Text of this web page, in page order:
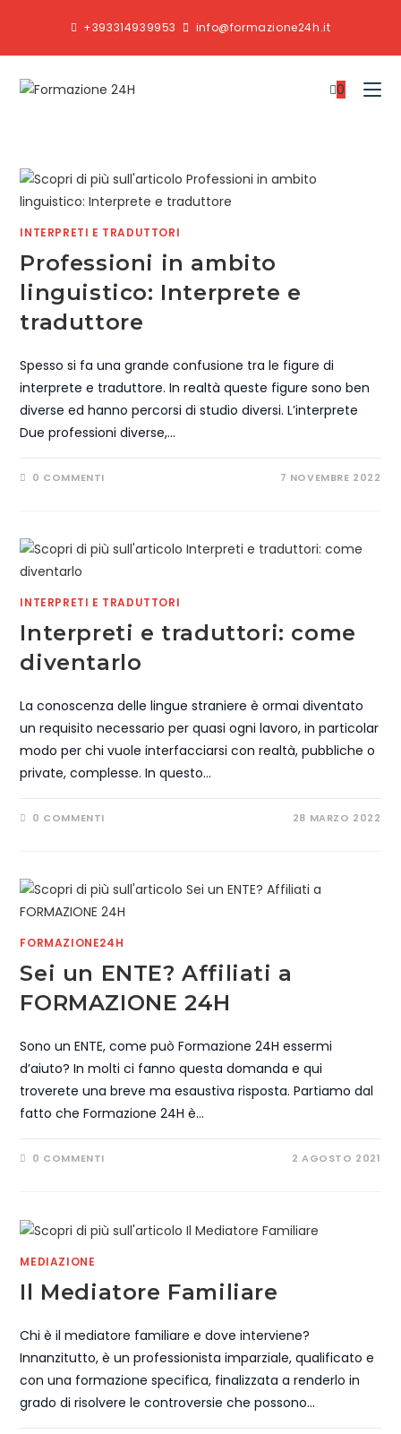
+393314939953 info@formazione24h.it
0
INTERPRETI E TRADUTTORI
Professioni in ambito
linguistico: Interprete e
traduttore
Spesso si fa una grande confusione tra le figure di
interprete e traduttore. In realtà queste figure sono ben
diverse ed hanno percorsi di studio diversi. L’interprete
Due professioni diverse,…
0 COMMENTI 7 NOVEMBRE 2022
INTERPRETI E TRADUTTORI
Interpreti e traduttori: come
diventarlo
La conoscenza delle lingue straniere è ormai diventato
un requisito necessario per quasi ogni lavoro, in particolar
modo per chi vuole interfacciarsi con realtà, pubbliche o
private, complesse. In questo…
0 COMMENTI 28 MARZO 2022
FORMAZIONE24H
Sei un ENTE? Affiliati a
FORMAZIONE 24H
Sono un ENTE, come può Formazione 24H essermi
d’aiuto? In molti ci fanno questa domanda e qui
troverete una breve ma esaustiva risposta. Partiamo dal
fatto che Formazione 24H è…
0 COMMENTI 2 AGOSTO 2021
MEDIAZIONE
Il Mediatore Familiare
Chi è il mediatore familiare e dove interviene?
Innanzitutto, è un professionista imparziale, qualificato e
con una formazione specifica, finalizzata a renderlo in
grado di risolvere le controversie che possono…